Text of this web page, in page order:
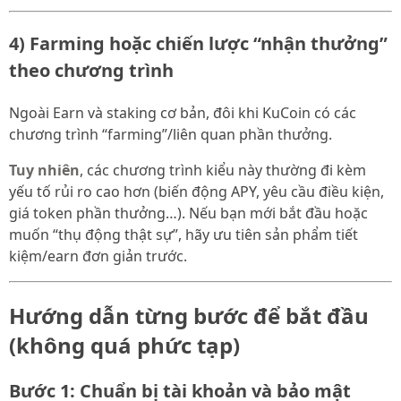
4) Farming hoặc chiến lược “nhận thưởng”
theo chương trình
Ngoài Earn và staking cơ bản, đôi khi KuCoin có các
chương trình “farming”/liên quan phần thưởng.
Tuy nhiên, các chương trình kiểu này thường đi kèm
yếu tố rủi ro cao hơn (biến động APY, yêu cầu điều kiện,
giá token phần thưởng…). Nếu bạn mới bắt đầu hoặc
muốn “thụ động thật sự”, hãy ưu tiên sản phẩm tiết
kiệm/earn đơn giản trước.
Hướng dẫn từng bước để bắt đầu
(không quá phức tạp)
Bước 1: Chuẩn bị tài khoản và bảo mật